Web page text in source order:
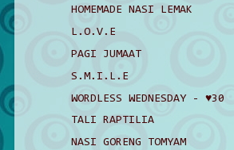
HOMEMADE NASI LEMAK
L.O.V.E
PAGI JUMAAT
S.M.I.L.E
WORDLESS WEDNESDAY - ♥30
TALI RAPTILIA
NASI GORENG TOMYAM